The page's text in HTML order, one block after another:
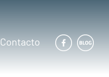
Contacto